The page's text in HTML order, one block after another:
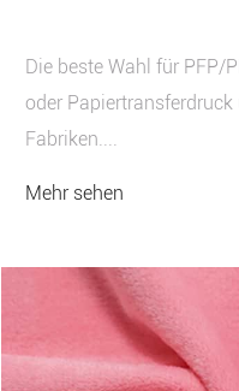
Die beste Wahl für PFP/
oder
Fabriken....
Mehr sehen